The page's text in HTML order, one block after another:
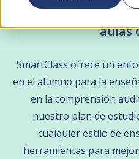
Soluciones
aulas
SmartClass ofrece un
en el alumno para la
en la comprensión
nuestro plan de
cualquier estilo de
herramientas para